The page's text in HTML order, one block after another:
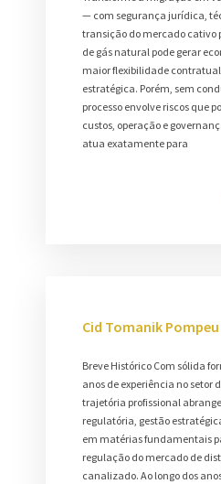
— com segurança jurídica,
transição do mercado cativo
de gás natural pode gerar
maior flexibilidade
estratégica. Porém, sem
processo envolve riscos que
custos, operação e
atua exatamente para
Cid Tomanik
Breve Histórico Com sólida
anos de experiência no setor
trajetória profissional
regulatória, gestão
em matérias fundamentais
regulação do mercado de
canalizado. Ao longo dos